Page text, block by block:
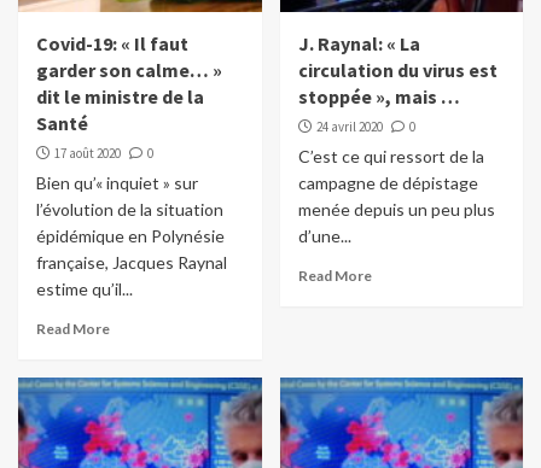
Covid-19: « Il faut
garder son calme… »
dit le ministre de la
Santé
17 août 2020 0
Bien qu’« inquiet » sur
l’évolution de la situation
épidémique en Polynésie
française, Jacques Raynal
estime qu’il...
Read More
J. Raynal: « La
circulation du virus est
stoppée », mais …
24 avril 2020 0
C’est ce qui ressort de la
campagne de dépistage
menée depuis un peu plus
d’une...
Read More